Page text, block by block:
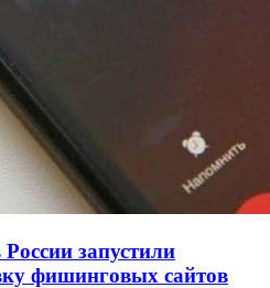
в Центральном
„Арбузный переполох“
запустили
фишинговых сайтов